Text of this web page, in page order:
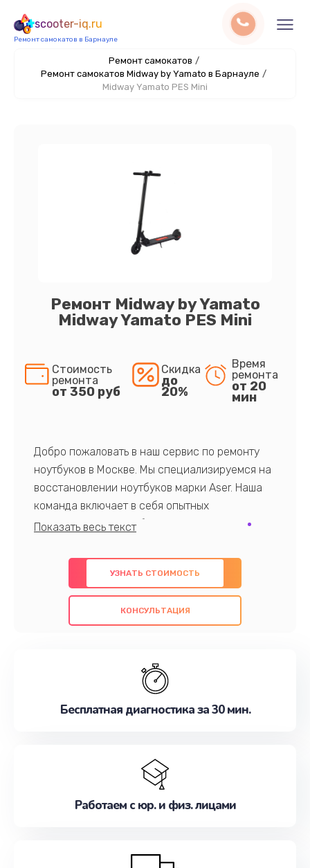
scooter-iq.ru
Ремонт самокатов в Барнауле
Ремонт самокатов /
Ремонт самокатов Midway by Yamato в Барнауле /
Midway Yamato PES Mini
Ремонт Midway by Yamato
Midway Yamato PES Mini
Стоимость
ремонта
от 350 руб
Скидка
до
20%
Время
ремонта
от 20
мин
Добро пожаловать в наш сервис по ремонту
ноутбуков в Москве. Мы специализируемся на
восстановлении ноутбуков марки Aser. Наша
команда включает в себя опытных
профессионалов с обширными знаниями и
предлагаем быстрый и качественный ремонт с
использованием оригинальных компонентов, а
также гарантируем качество всех
проведенных работ. Наша цель - предоставить
наилучшим образом. Не медлите записаться на
УЗНАТЬ СТОИМОСТЬ
КОНСУЛЬТАЦИЯ
Бесплатная диагностика за 30 мин.
Работаем с юр. и физ. лицами